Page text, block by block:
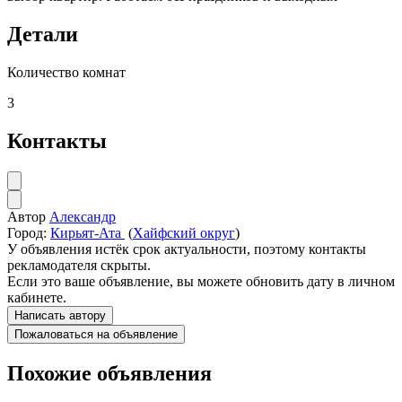
Детали
Количество комнат
3
Контакты
Автор Александр
Город: Кирьят-Ата (Хайфский округ)
У объявления истёк срок актуальности, поэтому контакты
рекламодателя скрыты.
Если это ваше объявление, вы можете обновить дату в личном
кабинете.
Написать автору
Пожаловаться на объявление
Похожие объявления